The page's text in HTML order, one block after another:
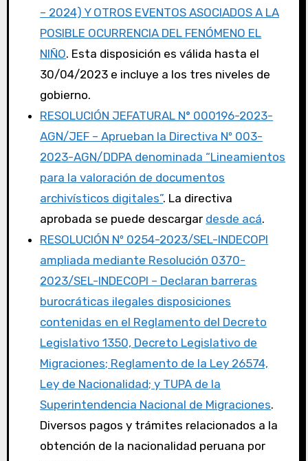
– 2024) Y OTROS EVENTOS ASOCIADOS A LA
POSIBLE OCURRENCIA DEL FENÓMENO EL
NIÑO. Esta disposición es válida hasta el
30/04/2023 e incluye a los tres niveles de
gobierno.
RESOLUCIÓN JEFATURAL N° 000196-2023-
AGN/JEF – Aprueban la Directiva Nº 003-
2023-AGN/DDPA denominada “Lineamientos
para la valoración de documentos
archivísticos digitales”. La directiva
aprobada se puede descargar desde acá.
RESOLUCIÓN Nº 0254-2023/SEL-INDECOPI
ampliada mediante Resolución 0370-
2023/SEL-INDECOPI – Declaran barreras
burocráticas ilegales disposiciones
contenidas en el Reglamento del Decreto
Legislativo 1350, Decreto Legislativo de
Migraciones; Reglamento de la Ley 26574,
Ley de Nacionalidad; y TUPA de la
Superintendencia Nacional de Migraciones.
Diversos pagos y trámites relacionados a la
obtención de la nacionalidad peruana por